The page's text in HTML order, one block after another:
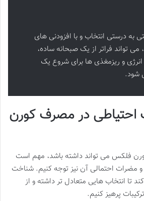
به درستی انتخاب و با افزودنی های
تواند فراتر از یک صبحانه ساده،
و ریزمغذی ها برای شروع یک
شود.
احتیاطی در مصرف کورن
فلکس می تواند داشته باشد، مهم است
مضرات احتمالی آن نیز توجه کنیم. شناخت
تا انتخاب هایی متعادل تر داشته و از
پرهیز کنیم.